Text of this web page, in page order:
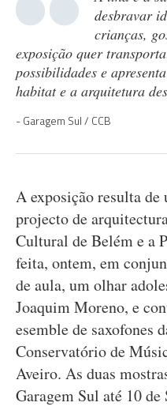
desbravar
crianças,
exposição quer
possibilidades e
habitat e a arquitetura
Garagem Sul / CCB
A exposição resulta de
projecto de
Cultural de Belém e a
feita, ontem, em
de aula, um olhar
Joaquim Moreno, e
esemble de saxofones
Conservatório de
Aveiro. As duas
Garagem Sul até 10 de